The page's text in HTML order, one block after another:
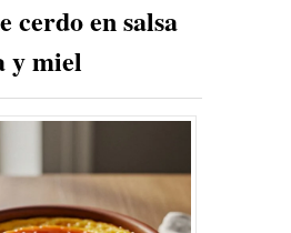
cerdo en salsa
y miel